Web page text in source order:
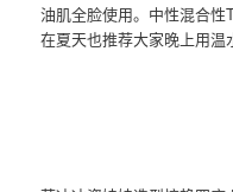
油肌全脸使用。中性混合
在夏天也推荐大家晚上用温